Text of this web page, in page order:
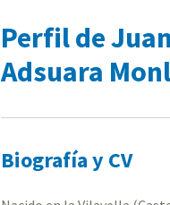
Perfil de
Adsuara
Biografía y CV